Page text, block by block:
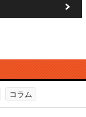
コラム